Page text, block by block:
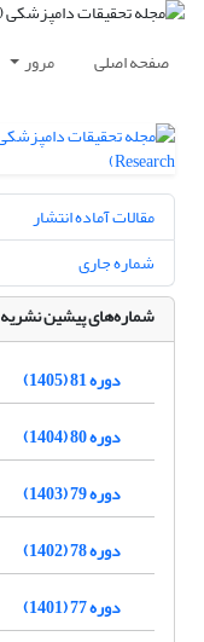
صفحه اصلی مرور
مقالات آماده انتشار
شماره جاری
شماره‌های پیشین نشریه
دوره 81 (1405)
دوره 80 (1404)
دوره 79 (1403)
دوره 78 (1402)
دوره 77 (1401)